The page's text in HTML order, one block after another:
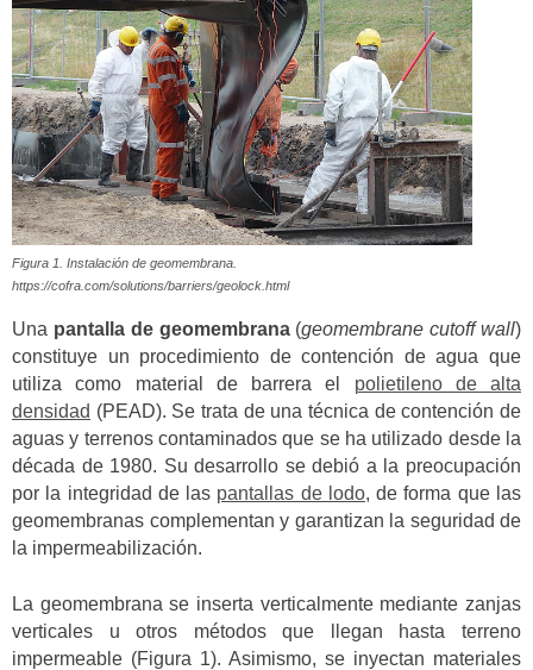
Figura 1. Instalación de geomembrana.
https://cofra.com/solutions/barriers/geolock.html
Una pantalla de geomembrana(geomembrane cutoff wall)
constituye un procedimiento de contención de agua que
utiliza como material de barrera el polietileno de alta
densidad (PEAD). Se trata de una técnica de contención de
aguas y terrenos contaminados que se ha utilizado desde la
década de 1980. Su desarrollo se debió a la preocupación
por la integridad de las pantallas de lodo, de forma que las
geomembranas complementan y garantizan la seguridad de
la impermeabilización.
La geomembrana se inserta verticalmente mediante zanjas
verticales u otros métodos que llegan hasta terreno
impermeable (Figura 1). Asimismo, se inyectan materiales